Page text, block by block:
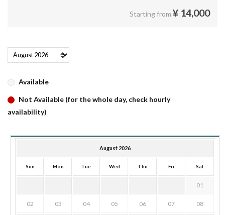
Starting from ¥ 14,000
Available
Not Available (for the whole day, check hourly
availability)
August 2026
Sun Mon Tue Wed Thu Fri Sat
01
02 03 04 05 06 07 08